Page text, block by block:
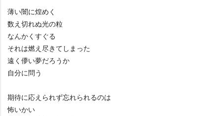
薄い闇に煌めく
数え切れぬ光の粒
なんかくすぐる
それは燃え尽きてしまった
遠く儚い夢だろうか
自分に問う
期待に応えられず忘れられるのは
怖いかい